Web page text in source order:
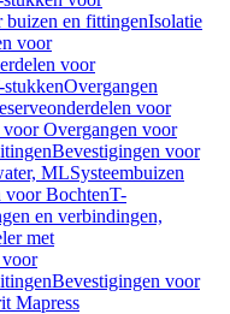
buizen en fittingenIsolatie
voor
voor
Overgangen
voor
voor Overgangen voor
Bevestigingen voor
MLSysteembuizen
voor BochtenT-
en verbindingen,
met
voor
Bevestigingen voor
Mapress